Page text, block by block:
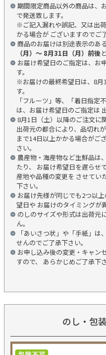
期間限定商品以外の商品は、
で発送致します。
※ご記入漏れや誤記、又は出
かる場合が ございますのでご
商品のお届けは別途表示のあ
（月）～ 8月31日（月）前後
お届け希望日のご指定は、お
す。
※お届けの最終希望日は、8月
す。
「フルーツ」等、「着日指定
は、お届け希望日のご指定は
8月1日（土）以降のご注文に
出荷元の都合により、品切れ
まで14日以上かかる場合がご
さい。
農産物・海産物など生鮮品は
たり、 お届け希望日を遅らせ
産地や品種の変更を させてい
下さい。
お届け先様が同じでも2つ以
望日や お届けのタイミングが
のしのサイズや形式は出荷元
ん。
「あいさつ状」や「手紙」
せんのでご了承下さい。
お申し込み後の変更・キャン
すので、 あらかじめご了承下さ
のし・包